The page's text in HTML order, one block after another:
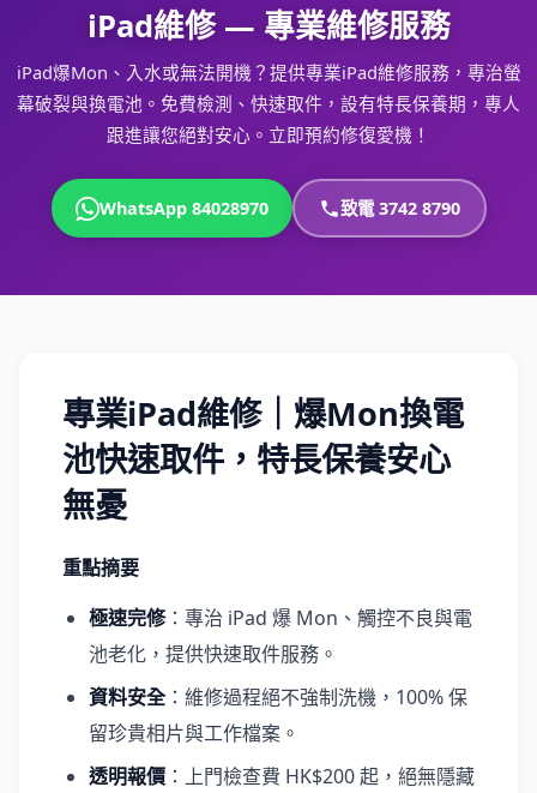
iPad維修 — 專業維修服務
iPad爆Mon、入水或無法開機？提供專業iPad維修服務，專治螢
幕破裂與換電池。免費檢測、快速取件，設有特長保養期，專人
跟進讓您絕對安心。立即預約修復愛機！
WhatsApp 84028970 致電 3742 8790
專業iPad維修｜爆Mon換電
池快速取件，特長保養安心
無憂
重點摘要
極速完修：專治 iPad 爆 Mon、觸控不良與電
池老化，提供快速取件服務。
資料安全：維修過程絕不強制洗機，100% 保
留珍貴相片與工作檔案。
透明報價 ：上門檢查費 HK$200 起，絕無隱藏